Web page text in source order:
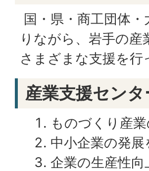
国・県・商工団体
りながら、岩手の
さまざまな支援を
産業支援セン
ものづくり産
中小企業の発展
企業の生産性向